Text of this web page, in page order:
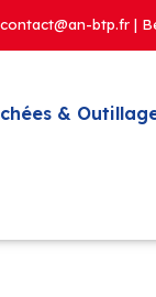
btp.fr |
&